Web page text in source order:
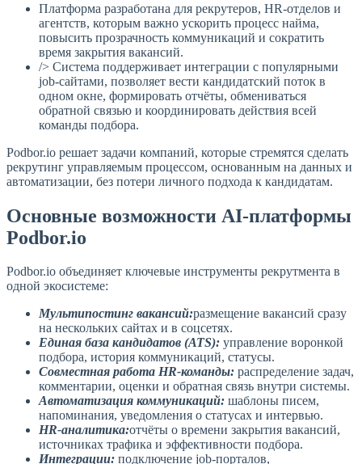
Платформа разработана для рекрутеров, HR-отделов и
агентств, которым важно ускорить процесс найма,
повысить прозрачность коммуникаций и сократить
время закрытия вакансий.
/> Система поддерживает интеграции с популярными
job-сайтами, позволяет вести кандидатский поток в
одном окне, формировать отчёты, обмениваться
обратной связью и координировать действия всей
команды подбора.
Podbor.io решает задачи компаний, которые стремятся сделать
рекрутинг управляемым процессом, основанным на данных и
автоматизации, без потери личного подхода к кандидатам.
Основные возможности AI-платформы
Podbor.io
Podbor.io объединяет ключевые инструменты рекрутмента в
одной экосистеме:
Мультипостинг вакансий:размещение вакансий сразу
на нескольких сайтах и в соцсетях.
Единая база кандидатов (ATS): управление воронкой
подбора, история коммуникаций, статусы.
Совместная работа HR-команды: распределение задач,
комментарии, оценки и обратная связь внутри системы.
Автоматизация коммуникаций: шаблоны писем,
напоминания, уведомления о статусах и интервью.
HR-аналитика:отчёты о времени закрытия вакансий,
источниках трафика и эффективности подбора.
Интеграции: подключение job-порталов,